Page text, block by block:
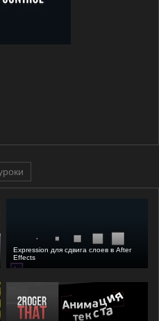
Expression для сдвига слоев в After
Effects